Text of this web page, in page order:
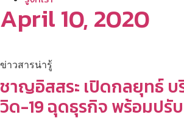
April 10, 2020
ข่าวสารน่ารู้
ชาญอิสสระ เปิดกลยุทธ์ บ
วิด-19 ฉุดธุรกิจ พร้อมปรั